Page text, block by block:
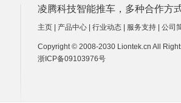
凌腾科技智能推车，多种合作方
主页 产品中心 行业动态 服务支持 公司
Copyright © 2008-2030 Liontek.cn All
浙ICP备09103976号